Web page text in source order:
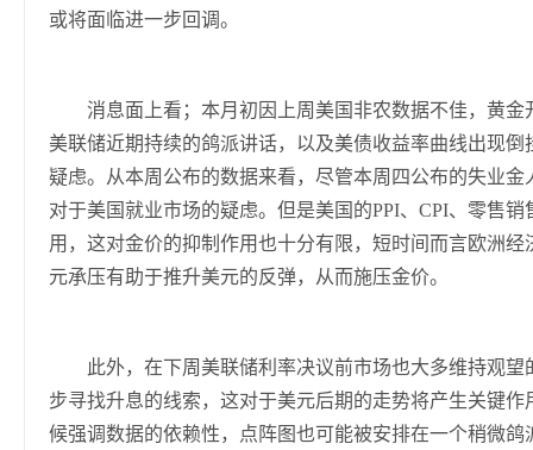
或将面临进一步回调。
消息面上看；本月初因上周美国非农数据不佳，黄金
美联储近期持续的鸽派讲话，以及美债收益率曲线出现
疑虑。从本周公布的数据来看，尽管本周四公布的失业
对于美国就业市场的疑虑。但是美国的PPI、CPI、零售
用，这对金价的抑制作用也十分有限，短时间而言欧洲
元承压有助于推升美元的反弹，从而施压金价。
此外，在下周美联储利率决议前市场也大多维持观望
步寻找升息的线索，这对于美元后期的走势将产生关键
候强调数据的依赖性，点阵图也可能被安排在一个稍微